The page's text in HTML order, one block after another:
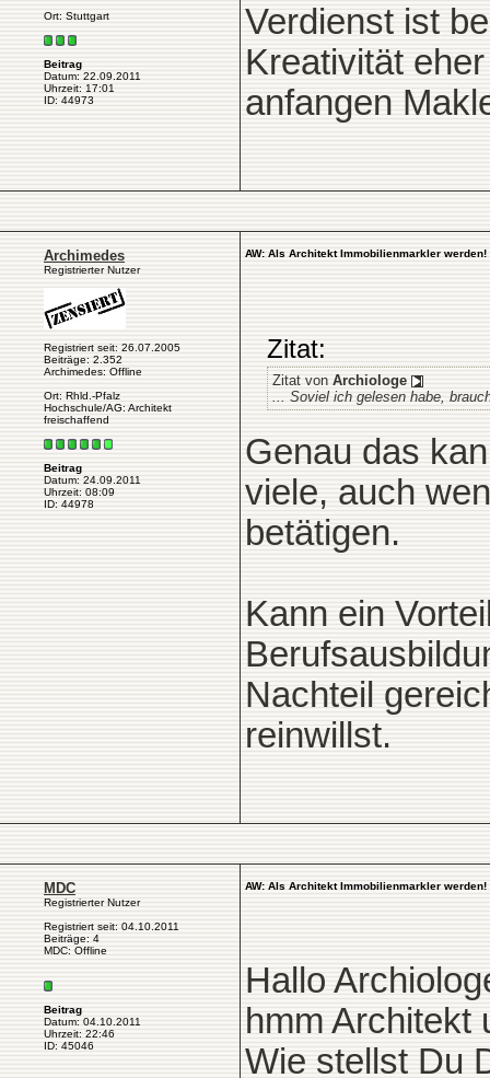
Ort: Stuttgart
Beitrag
Datum: 22.09.2011
Uhrzeit: 17:01
ID: 44973
Verdienst ist
Kreativität
anfangen
Archimedes
Registrierter Nutzer
Registriert seit: 26.07.2005
Beiträge: 2.352
Archimedes: Offline
Ort: Rhld.-Pfalz
Hochschule/AG: Architekt
freischaffend
Beitrag
Datum: 24.09.2011
Uhrzeit: 08:09
ID: 44978
AW: Als Architekt Immobilienmarkler werden!
Zitat:
Zitat von Archiologe
... Soviel ich gelesen habe,
Genau das
viele, auch
betätigen.
Kann ein
Nachteil
reinwillst.
MDC
Registrierter Nutzer
Registriert seit: 04.10.2011
Beiträge: 4
MDC: Offline
Beitrag
Datum: 04.10.2011
Uhrzeit: 22:46
ID: 45046
AW: Als Architekt Immobilienmarkler werden!
Hallo
hmm Architekt
Wie stellst Du